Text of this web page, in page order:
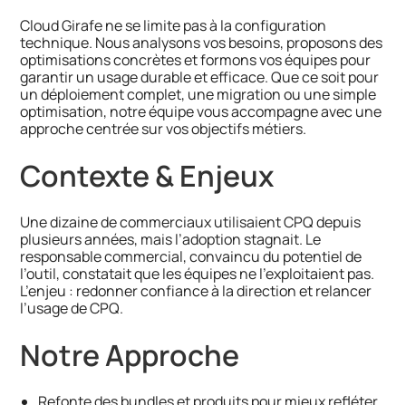
Cloud Girafe ne se limite pas à la configuration
technique. Nous analysons vos besoins, proposons des
optimisations concrètes et formons vos équipes pour
garantir un usage durable et efficace. Que ce soit pour
un déploiement complet, une migration ou une simple
optimisation, notre équipe vous accompagne avec une
approche centrée sur vos objectifs métiers.
Contexte & Enjeux
Une dizaine de commerciaux utilisaient CPQ depuis
plusieurs années, mais l’adoption stagnait. Le
responsable commercial, convaincu du potentiel de
l’outil, constatait que les équipes ne l’exploitaient pas.
L’enjeu : redonner confiance à la direction et relancer
l’usage de CPQ.
Notre Approche